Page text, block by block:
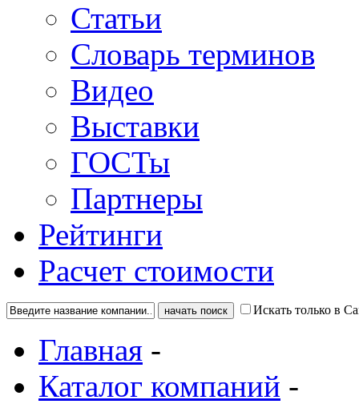
Статьи
Словарь терминов
Видео
Выставки
ГОСТы
Партнеры
Рейтинги
Расчет стоимости
Искать только в
Главная -
Каталог компаний -